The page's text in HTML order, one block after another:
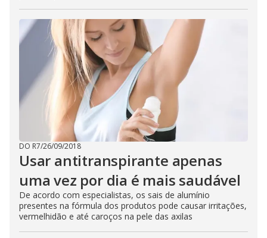
DO R7/26/09/2018
Usar antitranspirante apenas
uma vez por dia é mais saudável
De acordo com especialistas, os sais de alumínio
presentes na fórmula dos produtos pode causar irritações,
vermelhidão e até caroços na pele das axilas